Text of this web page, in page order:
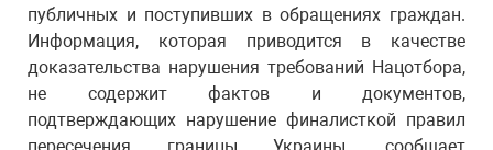
публичных и поступивших в обращениях граждан.
Информация, которая приводится в качестве
доказательства нарушения требований Нацотбора,
не содержит фактов и документов,
подтверждающих нарушение финалисткой правил